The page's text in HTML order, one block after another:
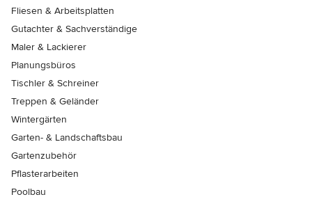
Fliesen & Arbeitsplatten
Gutachter & Sachverständige
Maler & Lackierer
Planungsbüros
Tischler & Schreiner
Treppen & Geländer
Wintergärten
Garten- & Landschaftsbau
Gartenzubehör
Pflasterarbeiten
Poolbau